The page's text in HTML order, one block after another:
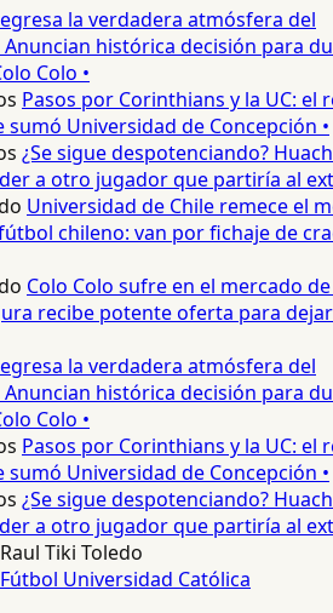
la verdadera atmósfera del
histórica decisión para
Colo •
Pasos por Corinthians y la UC: el
Universidad de Concepción •
¿Se sigue despotenciando?
a otro jugador que partiría al
Universidad de Chile remece el
chileno: van por fichaje de
Colo Colo sufre en el mercado de
recibe potente oferta para
la verdadera atmósfera del
histórica decisión para
Colo •
Pasos por Corinthians y la UC: el
Universidad de Concepción •
¿Se sigue despotenciando?
a otro jugador que partiría al
Raul Tiki Toledo
Fútbol Universidad Católica